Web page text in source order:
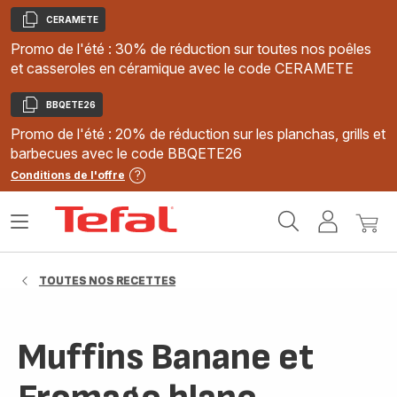
Copier
CERAMETE
Promo de l'été : 30% de réduction sur toutes nos poêles
et casseroles en céramique avec le code CERAMETE
Copier
BBQETE26
Promo de l'été : 20% de réduction sur les planchas, grills et
barbecues avec le code BBQETE26
Conditions de l'offre
MonMon
Ouvrir
TOUTES NOS RECETTES
Muffins Banane et